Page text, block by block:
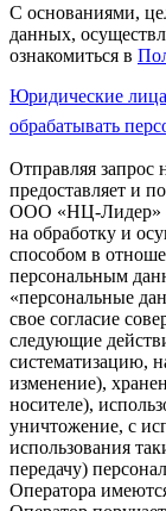
С основаниями,
данных,
ознакомиться в
Юридические
обрабатывать
Отправляя запрос
предоставляет и
ООО «НЦ-Лидер»
на обработку и
способом в
персональным
«персональные
свое согласие
следующие
систематизацию,
изменение),
носителе),
уничтожение, с
использования
передачу)
Оператора